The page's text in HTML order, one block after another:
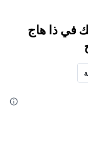
في ذا هاج